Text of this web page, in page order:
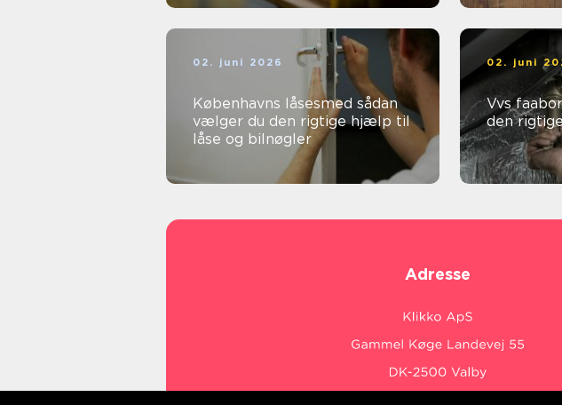
02. juni 2026
Københavns låsesmed sådan
vælger du den rigtige hjælp til
låse og bilnøgler
02. juni
Vvs faaborg sådan
den
Adresse